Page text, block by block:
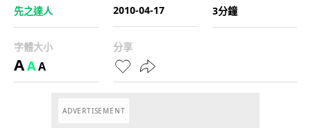
先之達人
2010-04-17
3分鐘
字體大小
AAA
分享
ADVERTISEMENT